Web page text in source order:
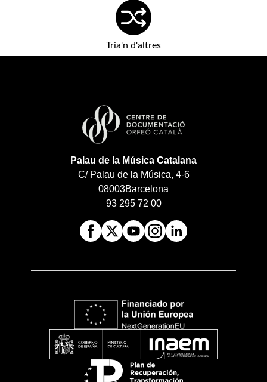
Tria'n d'altres
Palau de la Música Catalana
C/ Palau de la Música, 4-6
08003Barcelona
93 295 72 00